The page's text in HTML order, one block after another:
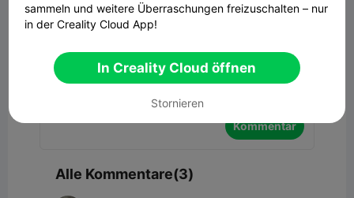
Kommentar
Kommentar
Alle Kommentare(3)
sammeln und weitere Überraschungen freizuschalten – nur
in der Creality Cloud App!
In Creality Cloud öffnen
Stornieren